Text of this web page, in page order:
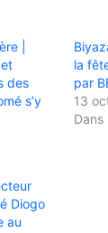
|
des
s’y
la
par
13
Dans
Diogo
au